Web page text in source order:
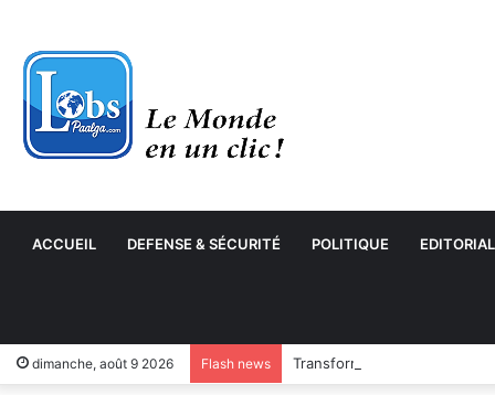
ACCUEIL DEFENSE & SÉCURITÉ POLITIQUE EDITORIAL
dimanche, août 9 2026 Flash news Transformation numérique :